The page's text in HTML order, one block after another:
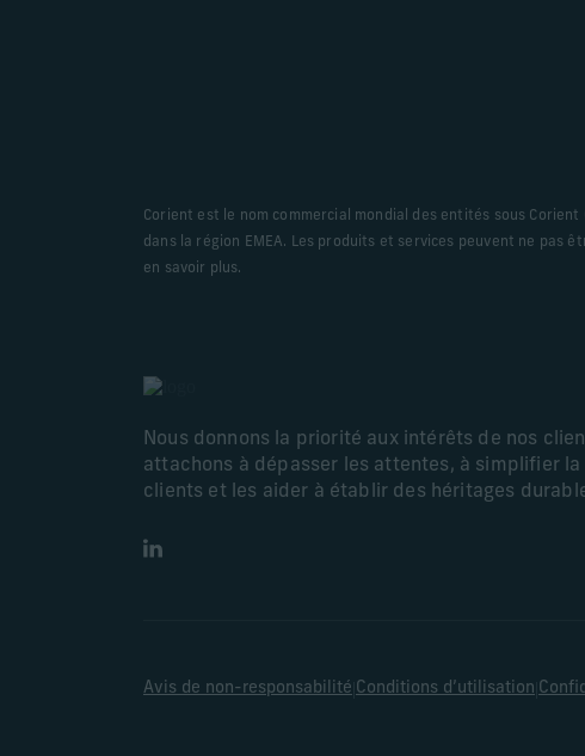
Corient est le nom commercial mondial des entités sous
dans la région EMEA. Les produits et services peuvent ne pas
en savoir plus.
Nous donnons la priorité aux intérêts de nos
attachons à dépasser les attentes, à simplifier la
clients et les aider à établir des héritages
LinkedIn
Avis de non-responsabilité Conditions d’utilisation